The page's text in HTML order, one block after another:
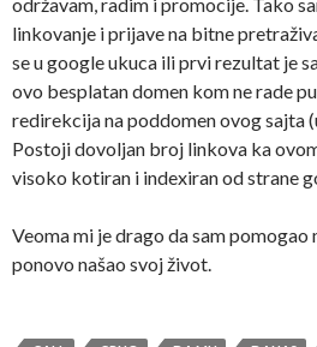
linkovanje i prijave na bitne
se u google ukuca ili prvi rezultat je
ovo besplatan domen kom ne rade
redirekcija na poddomen ovog sajta
Postoji dovoljan broj linkova ka
visoko kotiran i indexiran od strane
Veoma mi je drago da sam
ponovo našao svoj život.